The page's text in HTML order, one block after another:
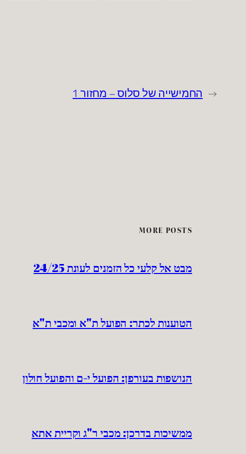
← החמישייה של סלוס – מחזור 1
MORE POSTS
מבט אל קלעי כל הזמנים לעונת 24/25
הטוענות לכתר: הפועל ת"א ומכבי ת"א
הנושפות בעורפן: הפועל י-ם והפועל חולון
ממשיכות בדרכן: מכבי ר"ג וקריית אתא